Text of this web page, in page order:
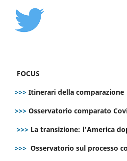
FOCUS
>>> Itinerari della comparazione
>>> Osservatorio comparato
>>> La transizione: l’America
>>> Osservatorio sul processo